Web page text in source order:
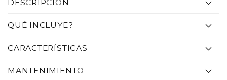
n
t
DESCRIPCIÓN
QUÉ INCLUYE?
CARACTERÍSTICAS
MANTENIMIENTO